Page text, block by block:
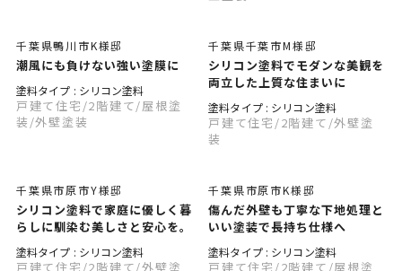
千葉県鴨川市K様邸
潮風にも負けない強い塗膜に
塗料タイプ : シリコン塗料
戸建て住宅 /2階建て/屋根塗
装 /外壁塗装
千葉県千葉市M様邸
シリコン塗料でモダンな美観を
両立した上質な住まいに
塗料タイプ : シリコン塗料
戸建て住宅 /2階建て /外壁塗
装
千葉県市原市Y様邸
シリコン塗料で家庭に優しく暮
らしに馴染む美しさと安心を。
塗料タイプ : シリコン塗料
戸建て住宅 /2階建て/外壁塗
千葉県市原市K様邸
傷んだ外壁も丁寧な下地処理と
いい塗装で長持ち仕様へ
塗料タイプ : シリコン塗料
戸建て住宅 /2階建て /屋根塗